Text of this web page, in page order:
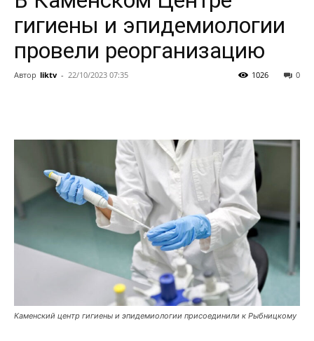
гигиены и эпидемиологии
провели реорганизацию
Автор liktv - 22/10/2023 07:35 0
1026
Каменский центр гигиены и эпидемиологии присоединили к Рыбницкому